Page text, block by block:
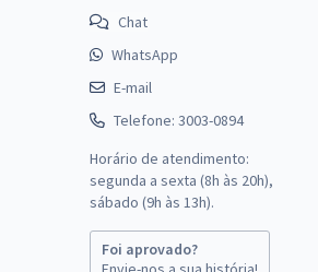
Chat
WhatsApp
E-mail
Telefone: 3003-0894
Horário de atendimento:
segunda a sexta (8h às 20h),
sábado (9h às 13h).
Foi aprovado?